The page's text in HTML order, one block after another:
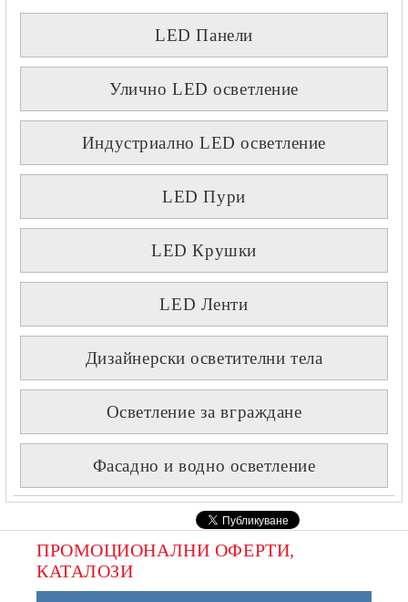
LED Панели
Улично LED осветление
Индустриално LED осветление
LED Пури
LED Крушки
LED Ленти
Дизайнерски осветителни тела
Осветление за вграждане
Фасадно и водно осветление
ПРОМОЦИОНАЛНИ ОФЕРТИ,
КАТАЛОЗИ